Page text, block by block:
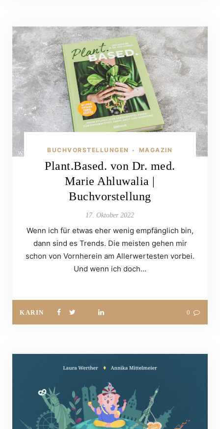
BUCHVORSTELLUNGEN • MAGAZIN
Plant.Based. von Dr. med.
Marie Ahluwalia |
Buchvorstellung
17. Oktober 2022
Wenn ich für etwas eher wenig empfänglich bin,
dann sind es Trends. Die meisten gehen mir
schon von Vornherein am Allerwertesten vorbei.
Und wenn ich doch…
KARIN 0